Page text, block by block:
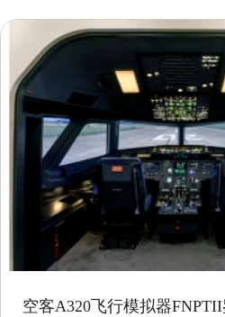
空客A320飞行模拟器